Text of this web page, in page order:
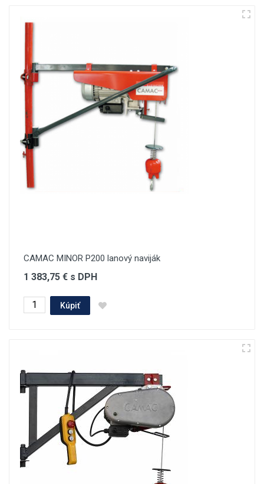
CAMAC MINOR P200 lanový naviják
1 383,75 € s DPH
Kúpiť